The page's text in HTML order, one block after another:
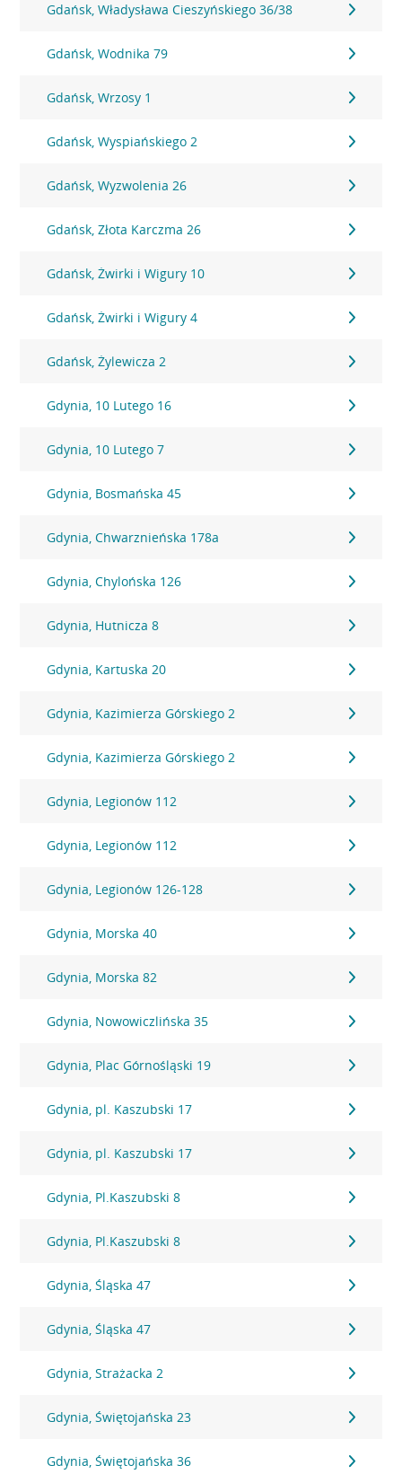
Gdańsk, Władysława Cieszyńskiego 36/38
Gdańsk, Wodnika 79
Gdańsk, Wrzosy 1
Gdańsk, Wyspiańskiego 2
Gdańsk, Wyzwolenia 26
Gdańsk, Złota Karczma 26
Gdańsk, Żwirki i Wigury 10
Gdańsk, Żwirki i Wigury 4
Gdańsk, Żylewicza 2
Gdynia, 10 Lutego 16
Gdynia, 10 Lutego 7
Gdynia, Bosmańska 45
Gdynia, Chwarznieńska 178a
Gdynia, Chylońska 126
Gdynia, Hutnicza 8
Gdynia, Kartuska 20
Gdynia, Kazimierza Górskiego 2
Gdynia, Kazimierza Górskiego 2
Gdynia, Legionów 112
Gdynia, Legionów 112
Gdynia, Legionów 126-128
Gdynia, Morska 40
Gdynia, Morska 82
Gdynia, Nowowiczlińska 35
Gdynia, Plac Górnośląski 19
Gdynia, pl. Kaszubski 17
Gdynia, pl. Kaszubski 17
Gdynia, Pl.Kaszubski 8
Gdynia, Pl.Kaszubski 8
Gdynia, Śląska 47
Gdynia, Śląska 47
Gdynia, Strażacka 2
Gdynia, Świętojańska 23
Gdynia, Świętojańska 36